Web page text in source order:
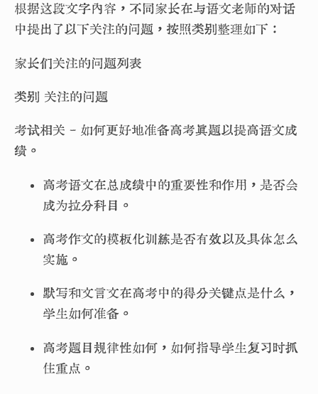
根据这段文字内容，不同家长在与语文老师的对话
中提出了以下关注的问题，按照类别整理如下：
家长们关注的问题列表
类别 关注的问题
考试相关 - 如何更好地准备高考真题以提高语文成
绩。
高考语文在总成绩中的重要性和作用，是否会
成为拉分科目。
高考作文的模板化训练是否有效以及具体怎么
实施。
默写和文言文在高考中的得分关键点是什么，
学生如何准备。
高考题目规律性如何，如何指导学生复习时抓
住重点。